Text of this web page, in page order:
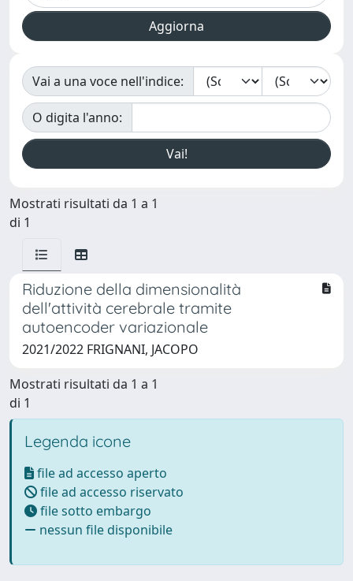
Vai a una voce nell'indice:
O digita l'anno:
Mostrati risultati da 1 a 1
di 1
Riduzione della dimensionalità
dell'attività cerebrale tramite
autoencoder variazionale
2021/2022 FRIGNANI, JACOPO
Mostrati risultati da 1 a 1
di 1
Legenda icone
file ad accesso aperto
file ad accesso riservato
file sotto embargo
nessun file disponibile